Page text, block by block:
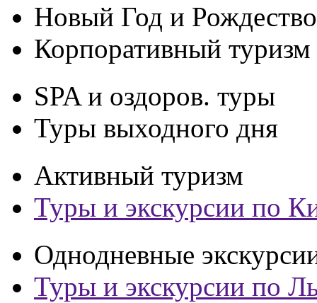
Новый Год и Рождество
Корпоративный туризм
SPA и оздоров. туры
Туры выходного дня
Активный туризм
Туры и экскурсии по
Однодневные
Туры и экскурсии по